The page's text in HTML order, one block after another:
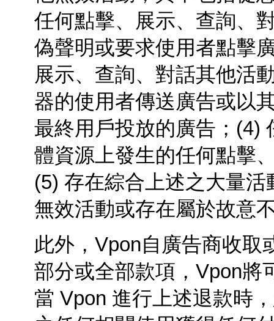
任何點擊、展示、查詢、
偽聲明或要求使用者點擊
展示、查詢、對話其他活
器的使用者傳送廣告或以
最終用戶投放的廣告；(4)
體資源上發生的任何點擊
(5) 存在綜合上述之大量
無效活動或存在屬於故意
此外，Vpon自廣告商收取
部分或全部款項，Vpon將
當 Vpon 進行上述退款時